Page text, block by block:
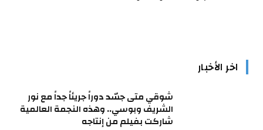
اخر الأخبار
شوقي متى جسّد دوراً جريئاً جداً مع نور
الشريف وبوسي.. وهذه النجمة العالمية
شاركت بفيلم من إنتاجه